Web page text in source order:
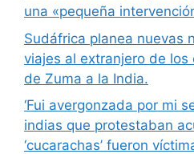
una «pequeña
Sudáfrica planea nuevas
viajes al extranjero de
de Zuma a la India.
‘Fui avergonzada por mi
indias que protestaban
‘cucarachas’ fueron